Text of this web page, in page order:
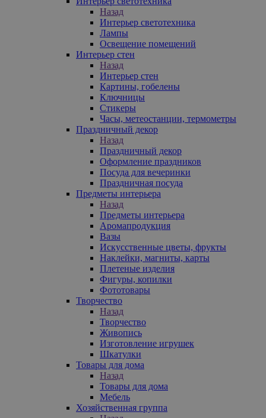
Назад
Интерьер светотехника
Лампы
Освещение помещений
Интерьер стен
Назад
Интерьер стен
Картины, гобелены
Ключницы
Стикеры
Часы, метеостанции, термометры
Праздничный декор
Назад
Праздничный декор
Оформление праздников
Посуда для вечеринки
Праздничная посуда
Предметы интерьера
Назад
Предметы интерьера
Аромапродукция
Вазы
Искусственные цветы, фрукты
Наклейки, магниты, карты
Плетеные изделия
Фигуры, копилки
Фототовары
Творчество
Назад
Творчество
Живопись
Изготовление игрушек
Шкатулки
Товары для дома
Назад
Товары для дома
Мебель
Хозяйственная группа